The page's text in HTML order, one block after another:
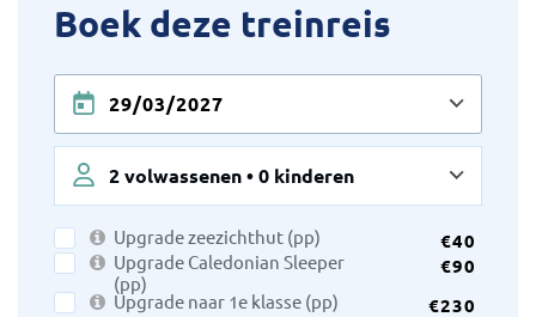
Boek deze treinreis
2 volwassenen • 0 kinderen
Upgrade zeezichthut (pp) €40
Upgrade Caledonian Sleeper
(pp)
€90
Upgrade naar 1e klasse (pp)
€230